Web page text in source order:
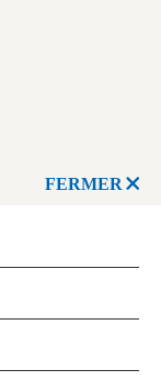
FERMER